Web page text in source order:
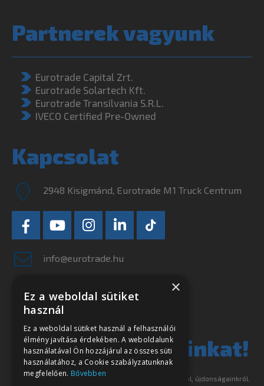
Eurotrade Capital Zrt.
Eurotrade Solartech Kft.
Kapcsolat
+36 34 556-650
Ne szalassza el
legjobb ajánlatainkat!
Iratkozzon fel hírlevelünkre és tájékoztatjuk akcióinkról, újdonságainkról.
×
Ez a weboldal sütiket
használ
Ez a weboldal sütiket használ a felhasználói
élmény javítása érdekében. A weboldalunk
használatával Ön hozzájárul az összes süti
használatához, a Cookie szabályzatunknak
megfelelően. Bővebben